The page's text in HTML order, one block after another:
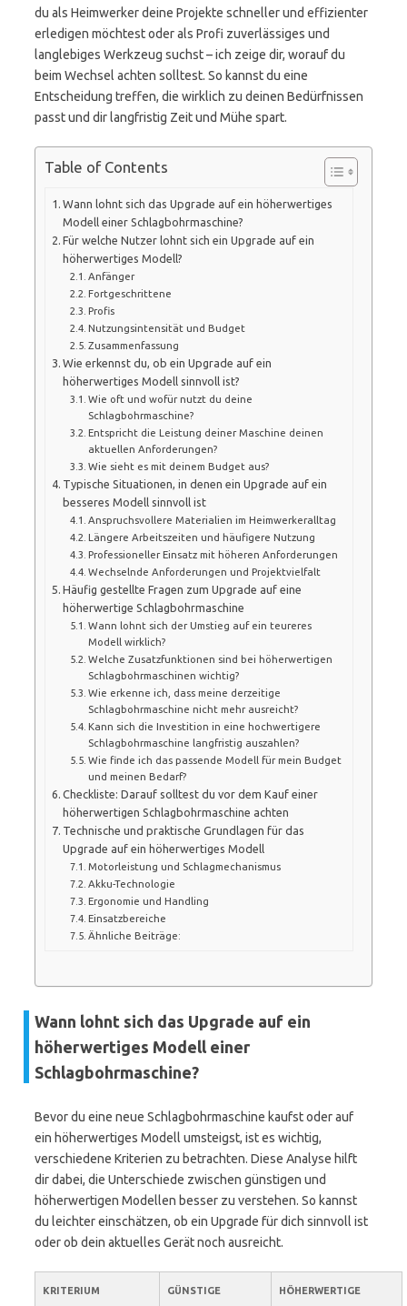
du als Heimwerker deine Projekte schneller und effizienter
erledigen möchtest oder als Profi zuverlässiges und
langlebiges Werkzeug suchst – ich zeige dir, worauf du
beim Wechsel achten solltest. So kannst du eine
Entscheidung treffen, die wirklich zu deinen Bedürfnissen
passt und dir langfristig Zeit und Mühe spart.
Table of Contents
Wann lohnt sich das Upgrade auf ein höherwertiges
Modell einer Schlagbohrmaschine?
Für welche Nutzer lohnt sich ein Upgrade auf ein
höherwertiges Modell?
Anfänger
Fortgeschrittene
Profis
Nutzungsintensität und Budget
Zusammenfassung
Wie erkennst du, ob ein Upgrade auf ein
höherwertiges Modell sinnvoll ist?
Wie oft und wofür nutzt du deine
Schlagbohrmaschine?
Entspricht die Leistung deiner Maschine deinen
aktuellen Anforderungen?
Wie sieht es mit deinem Budget aus?
Typische Situationen, in denen ein Upgrade auf ein
besseres Modell sinnvoll ist
Anspruchsvollere Materialien im Heimwerkeralltag
Längere Arbeitszeiten und häufigere Nutzung
Professioneller Einsatz mit höheren Anforderungen
Wechselnde Anforderungen und Projektvielfalt
Häufig gestellte Fragen zum Upgrade auf eine
höherwertige Schlagbohrmaschine
Wann lohnt sich der Umstieg auf ein teureres
Modell wirklich?
Welche Zusatzfunktionen sind bei höherwertigen
Schlagbohrmaschinen wichtig?
Wie erkenne ich, dass meine derzeitige
Schlagbohrmaschine nicht mehr ausreicht?
Kann sich die Investition in eine hochwertigere
Schlagbohrmaschine langfristig auszahlen?
Wie finde ich das passende Modell für mein Budget
und meinen Bedarf?
Checkliste: Darauf solltest du vor dem Kauf einer
höherwertigen Schlagbohrmaschine achten
Technische und praktische Grundlagen für das
Upgrade auf ein höherwertiges Modell
Motorleistung und Schlagmechanismus
Akku-Technologie
Ergonomie und Handling
Einsatzbereiche
Ähnliche Beiträge:
Wann lohnt sich das Upgrade auf ein
höherwertiges Modell einer
Schlagbohrmaschine?
Bevor du eine neue Schlagbohrmaschine kaufst oder auf
ein höherwertiges Modell umsteigst, ist es wichtig,
verschiedene Kriterien zu betrachten. Diese Analyse hilft
dir dabei, die Unterschiede zwischen günstigen und
höherwertigen Modellen besser zu verstehen. So kannst
du leichter einschätzen, ob ein Upgrade für dich sinnvoll ist
oder ob dein aktuelles Gerät noch ausreicht.
KRITERIUM
GÜNSTIGE
HÖHERWERTIGE